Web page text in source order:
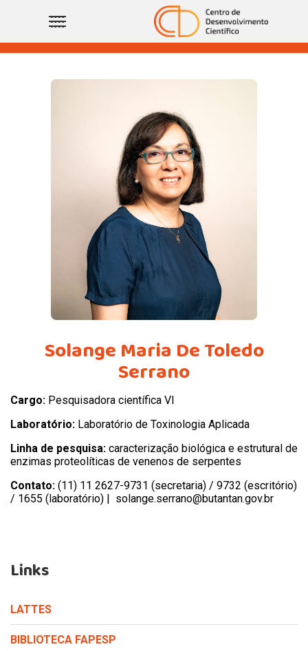
Solange Maria De Toledo
Serrano
Cargo: Pesquisadora científica VI
Laboratório: Laboratório de Toxinologia Aplicada
Linha de pesquisa: caracterização biológica e estrutural de
enzimas proteolíticas de venenos de serpentes
Contato: (11) 11 2627-9731 (secretaria) / 9732 (escritório)
/ 1655 (laboratório) | solange.serrano@butantan.gov.br
Links
LATTES
BIBLIOTECA FAPESP